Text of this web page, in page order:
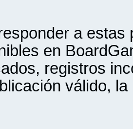
a estas
en
registros
válido,